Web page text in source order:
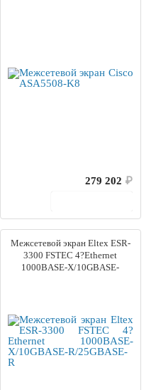
279 202 ₽
Межсетевой экран Eltex ESR-
3300 FSTEC 4?Ethernet
1000BASE-X/10GBASE-